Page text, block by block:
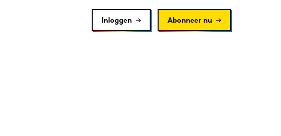
Inloggen Abonneer nu